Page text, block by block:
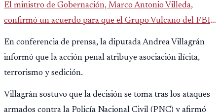
El ministro de Gobernación, Marco Antonio Villeda,
confirmó un acuerdo para que el Grupo Vulcano del FBI
opere en Guatemala a partir de julio, tras un intento
fallido con la administración anterior del Ministerio
Público.
En conferencia de prensa, la diputada Andrea Villagrán
informó que la acción penal atribuye asociación ilícita,
terrorismo y sedición.
Villagrán sostuvo que la decisión se toma tras los ataques
armados contra la Policía Nacional Civil (PNC) y afirmó